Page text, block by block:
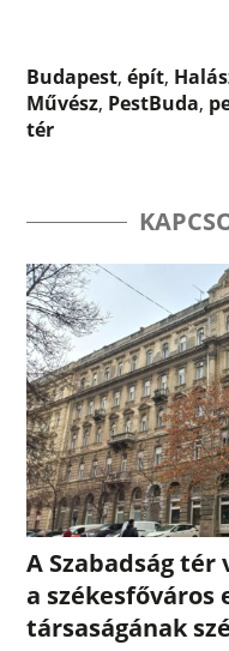
Budapest,épít,
Művész, PestBuda,
tér
A Szabadság tér
a székesfőváros
társaságának